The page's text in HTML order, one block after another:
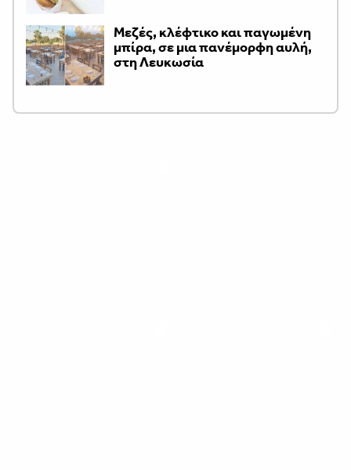
Μεζές, κλέφτικο και παγωμένη
μπίρα, σε μια πανέμορφη αυλή,
στη Λευκωσία